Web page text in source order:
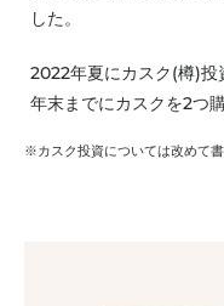
した。
2022年夏にカスク(樽)投
年末までにカスクを2つ
※カスク投資については改めて